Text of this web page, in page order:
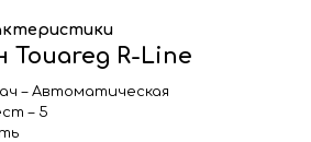
Touareg R-Line
– Автоматическая
– 5